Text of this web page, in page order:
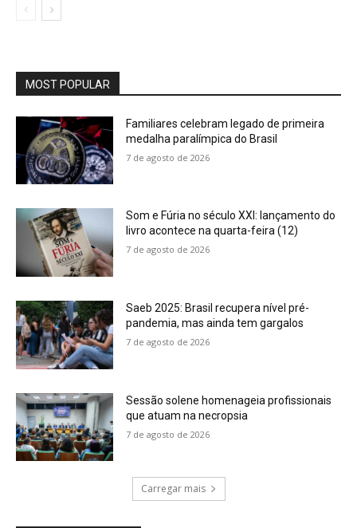
MOST POPULAR
Familiares celebram legado de primeira
medalha paralímpica do Brasil
7 de agosto de 2026
Som e Fúria no século XXI: lançamento do
livro acontece na quarta-feira (12)
7 de agosto de 2026
Saeb 2025: Brasil recupera nível pré-
pandemia, mas ainda tem gargalos
7 de agosto de 2026
Sessão solene homenageia profissionais
que atuam na necropsia
7 de agosto de 2026
Carregar mais